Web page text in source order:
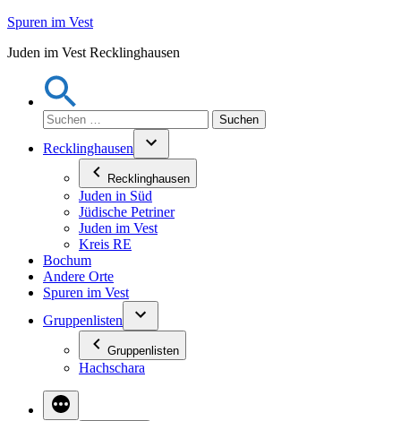
Zum
springen
Spuren im Vest
Juden im Vest Recklinghausen
Suchen
nach:
Recklinghausen
Recklinghausen
Juden in Süd
Jüdische Petriner
Juden im Vest
Kreis RE
Bochum
Andere Orte
Spuren im Vest
Gruppenlisten
Gruppenlisten
Hachschara